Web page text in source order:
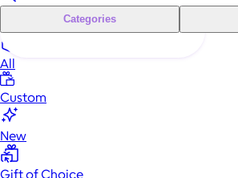
Categories
All
Custom
New
Gift of Choice